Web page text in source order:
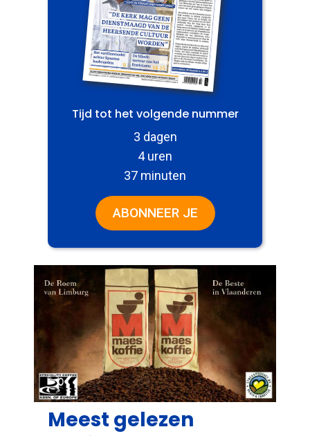
Tijd tot het volgende nummer
3 dagen
4 uren
37 minuten
ABONNEER JE
Meest gelezen